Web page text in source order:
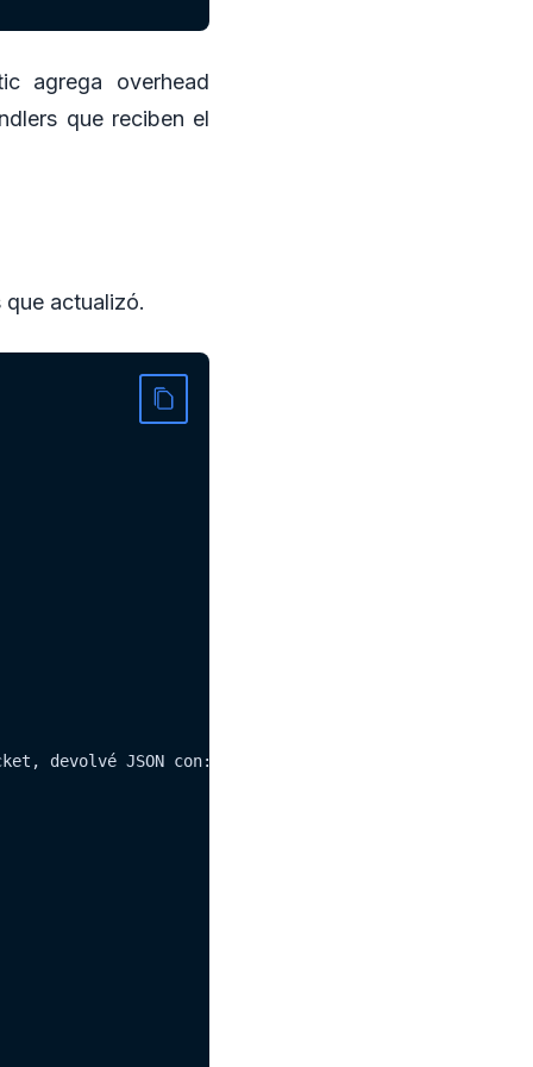
agrega overhead
que reciben el
actualizó.
devolvé JSON con: